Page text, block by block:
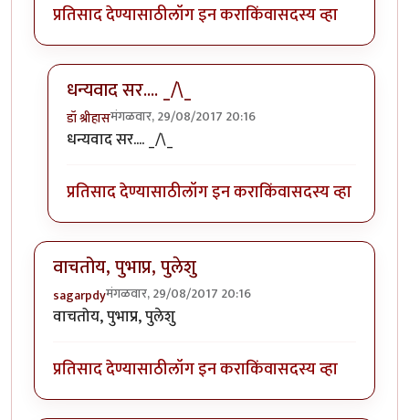
प्रतिसाद देण्यासाठीलॉग इन कराकिंवासदस्य व्हा
धन्यवाद सर.... _/\_
डॉ श्रीहासमंगळवार, 29/08/2017 20:16
In reply toउत्तम लेख मालिका..
धन्यवाद सर.... _/\_
प्रतिसाद देण्यासाठीलॉग इन कराकिंवासदस्य व्हा
वाचतोय, पुभाप्र, पुलेशु
sagarpdyमंगळवार, 29/08/2017 20:16
वाचतोय, पुभाप्र, पुलेशु
प्रतिसाद देण्यासाठीलॉग इन कराकिंवासदस्य व्हा